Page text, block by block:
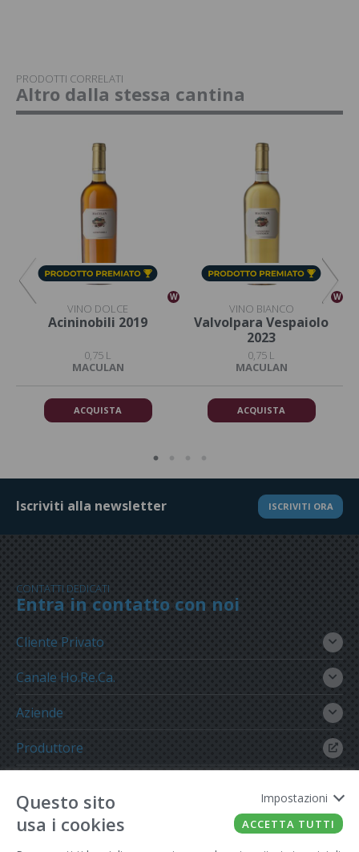
PRODOTTI CORRELATI
Altro dalla stessa cantina
W
VINO DOLCE
Acininobili 2019
0,75 L
MACULAN
ACQUISTA
W
VINO BIANCO
Valvolpara Vespaiolo
2023
0,75 L
MACULAN
ACQUISTA
Iscriviti alla newsletter ISCRIVITI ORA
CONTATTI DEDICATI
Entra in contatto con noi
Cliente Privato
Canale Ho.Re.Ca.
Aziende
Produttore
Questo sito
usa i cookies
Impostazioni
ACCETTA TUTTI